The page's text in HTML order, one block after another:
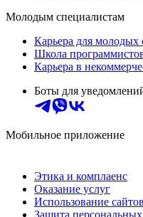
Молодым специалистам
Карьера для молодых
Школа
Карьера в
Боты для
Мобильное приложение
Этика и комплаенс
Оказание услуг
Использование сайтов
Защита